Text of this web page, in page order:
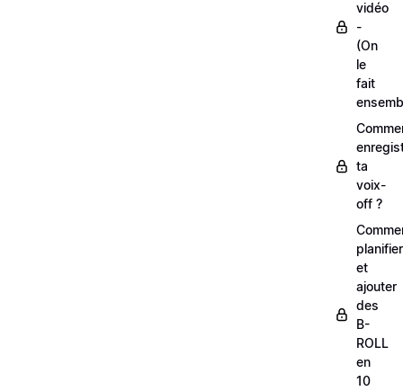
vidéo
-
(On
le
fait
ta
voix-
off ?
planifier
et
ajouter
des
B-
ROLL
en
10